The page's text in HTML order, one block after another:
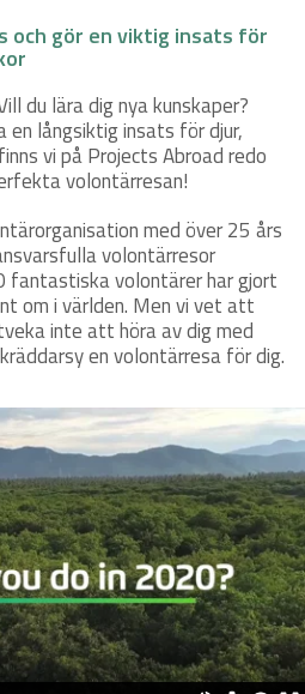
och gör en viktig insats för
du lära dig nya kunskaper?
långsiktig insats för djur,
vi på Projects Abroad redo
volontärresan!
med över 25 års
volontärresor
fantastiska volontärer har gjort
om i världen. Men vi vet att
inte att höra av dig med
en volontärresa för dig.